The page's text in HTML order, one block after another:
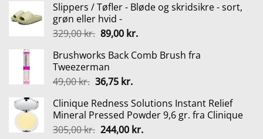
pris
var:
199,00 kr..
pris
Slippers / Tøfler - Bløde og skridsikre - sort,
grøn eller hvid -
329,00kr. Den
pris
var:
329,00 kr..
89,00 kr.Den
pris
Brushworks Back Comb Brush fra
Tweezerman
49,00kr. Den
pris
var:
49,00 kr..
36,75 kr.Den
pris
er:
36,75 kr..
Clinique Redness Solutions Instant Relief
Mineral Pressed Powder 9,6 gr. fra Clinique
305,00kr. Den
244,00 kr.Den